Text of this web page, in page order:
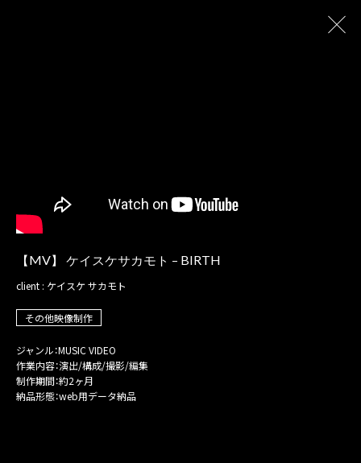
【MV】 ケイスケサカモト – BIRTH
client : ケイスケ サカモト
その他映像制作
ジャンル：MUSIC VIDEO
作業内容：演出/構成/撮影/編集
制作期間：約2ヶ月
納品形態：web用データ納品